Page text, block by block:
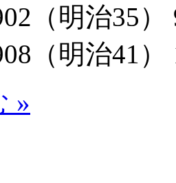
（明治35
（明治41）
»